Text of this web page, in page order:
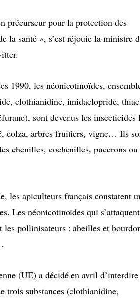
précurseur pour la protection des
la santé », s’est réjouie la ministre
1990, les néonicotinoïdes,
clothianidine, imidaclopride,
sont devenus les insecticides
colza, arbres fruitiers, vigne… Ils
chenilles, cochenilles, pucerons ou
les apiculteurs français constatent
Les néonicotinoïdes qui
les pollinisateurs : abeilles et
(UE) a décidé en avril
trois substances (clothianidine,